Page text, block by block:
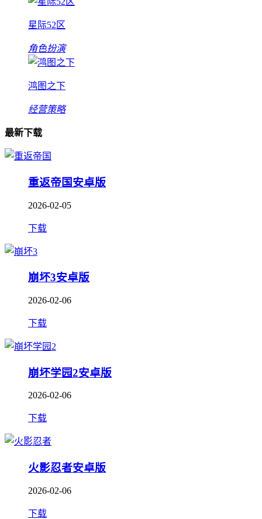
星际52区
角色扮演
鸿图之下
经营策略
最新下载
重返帝国安卓版
2026-02-05
下载
崩坏3安卓版
2026-02-06
下载
崩坏学园2安卓版
2026-02-06
下载
火影忍者安卓版
2026-02-06
下载